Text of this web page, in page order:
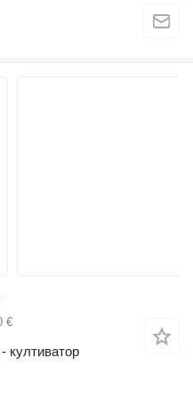
€
култиватор